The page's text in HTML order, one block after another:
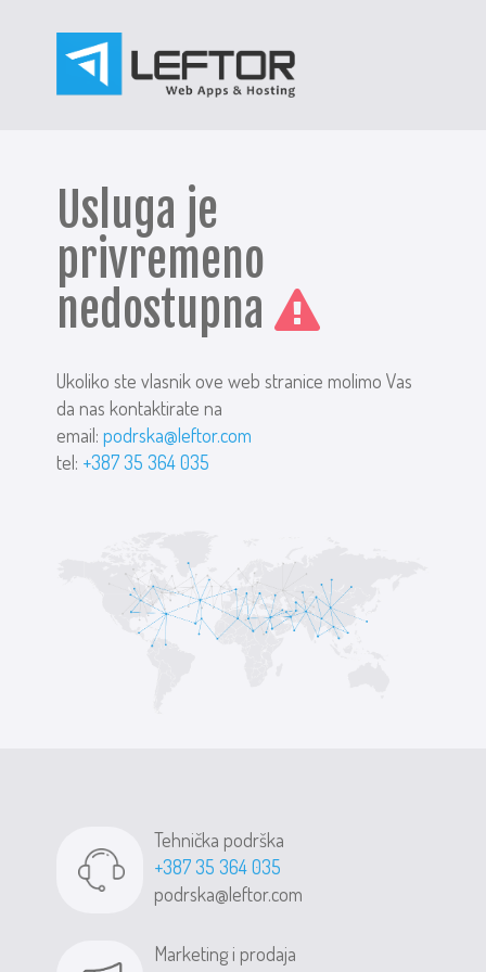
Usluga je
privremeno
nedostupna
Ukoliko ste vlasnik ove web stranice molimo Vas
da nas kontaktirate na
email:podrska@leftor.com
tel: +387 35 364 035
Tehnička podrška
+387 35 364 035
podrska@leftor.com
Marketing i prodaja